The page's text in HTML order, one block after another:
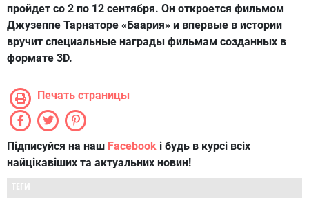
пройдет со 2 по 12 сентября. Он откроется фильмом
Джузеппе Тарнаторе «Баария» и впервые в истории
вручит специальные награды фильмам созданных в
формате 3D.
Печать страницы
Підписуйся на наш Facebook і будь в курсі всіх
найцікавіших та актуальних новин!
ТЕГИ